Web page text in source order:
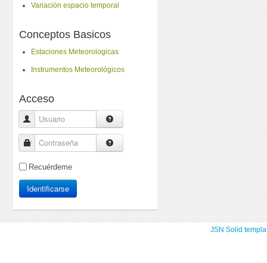
Variación espacio temporal
Conceptos Basicos
Estaciones Meteorologicas
Instrumentos Meteorológicos
Acceso
Usuario
Contraseña
Recuérdeme
Identificarse
JSN Solid